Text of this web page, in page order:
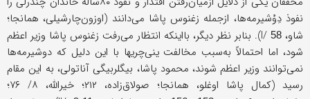
نفوذ دِوْشیرمه‌ها، ازجمله زغنوس ‌پاشا می‌دانند (اوزون‌چارشیلی، همانجا؛
شاو، I/ 58
). بنا‌بر نظر دیگر، بااینکه انتظار می‌رفت زغنوس ‌پاشا وزیر اعظم
شود، اما احتمالاً به‌سبب مخالفت ینی‌چریها با این دلیل که دوشیرمه‌ها
نمی‌توانند وزیر اعظم شوند، محمود پاشا، بیگلربیگی آناتولی، به این مقام
رسید (کمال پاشا اوغلو، همانجا؛ صولاق‌زاده، ۲۱۲؛ خیرالله، ۸/ ۷۶؛